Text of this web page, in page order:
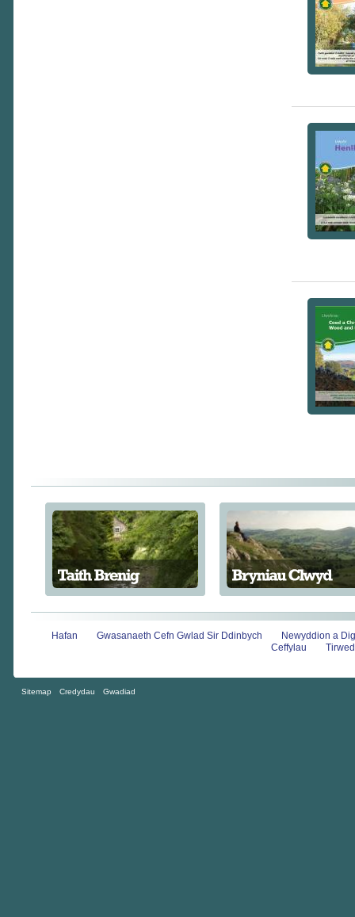
Hafan Gwasanaeth Cefn Gwlad Sir Ddinbych
Newyddion a
Ceffylau
Sitemap Credydau Gwadiad